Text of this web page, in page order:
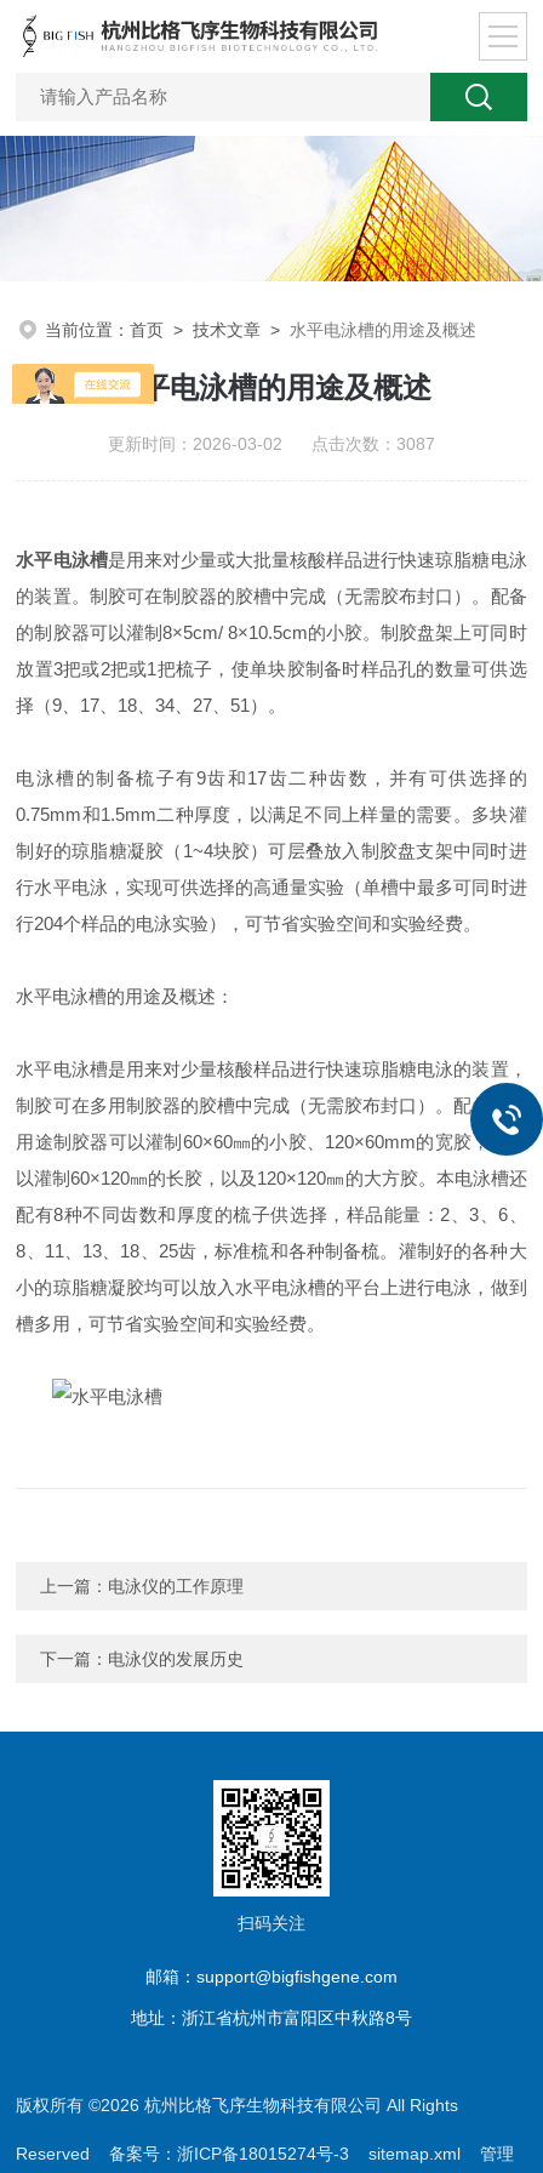
当前位置：首页 >技术文章 > 水平电泳槽的用途及概述
水平电泳槽的用途及概述
更新时间：2026-03-02 点击次数：3087
水平电泳槽是用来对少量或大批量核酸样品进行快速琼脂糖电泳
的装置。制胶可在制胶器的胶槽中完成（无需胶布封口）。配备
的制胶器可以灌制8×5cm/ 8×10.5cm的小胶。制胶盘架上可同时
放置3把或2把或1把梳子，使单块胶制备时样品孔的数量可供选
择（9、17、18、34、27、51）。
电泳槽的制备梳子有9齿和17齿二种齿数，并有可供选择的
0.75mm和1.5mm二种厚度，以满足不同上样量的需要。多块灌
制好的琼脂糖凝胶（1~4块胶）可层叠放入制胶盘支架中同时进
行水平电泳，实现可供选择的高通量实验（单槽中最多可同时进
行204个样品的电泳实验），可节省实验空间和实验经费。
水平电泳槽的用途及概述：
水平电泳槽是用来对少量核酸样品进行快速琼脂糖电泳的装置，
制胶可在多用制胶器的胶槽中完成（无需胶布封口）。配备的多
用途制胶器可以灌制60×60㎜的小胶、120×60mm的宽胶，还可
以灌制60×120㎜的长胶，以及120×120㎜的大方胶。本电泳槽还
配有8种不同齿数和厚度的梳子供选择，样品能量：2、3、6、
8、11、13、18、25齿，标准梳和各种制备梳。灌制好的各种大
小的琼脂糖凝胶均可以放入水平电泳槽的平台上进行电泳，做到
槽多用，可节省实验空间和实验经费。
上一篇： 电泳仪的工作原理
下一篇： 电泳仪的发展历史
扫码关注
邮箱：support@bigfishgene.com
地址：浙江省杭州市富阳区中秋路8号
版权所有 ©2026 杭州比格飞序生物科技有限公司 All Rights
Reserved备案号：浙ICP备18015274号-3 sitemap.xml 管理